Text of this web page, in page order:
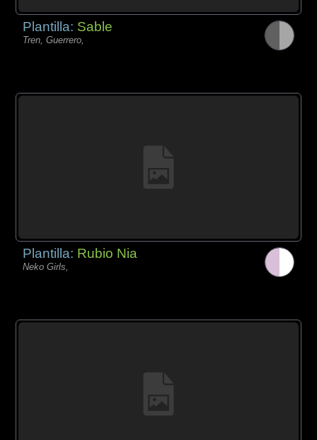
Plantilla: Sable
Tren, Guerrero,
Plantilla: Rubio Nia
Neko Girls,